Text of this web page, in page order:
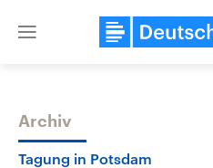
Close
Themen
Archiv
Tagung in Potsdam